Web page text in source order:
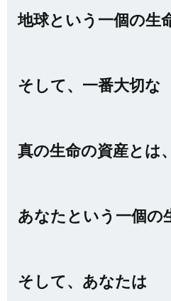
地球という一個の生
そして、一番大切な
真の生命の資産とは、
あなたという一個の
そして、あなたは